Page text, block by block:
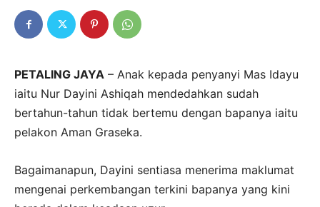
PETALING JAYA – Anak kepada penyanyi Mas Idayu
iaitu Nur Dayini Ashiqah mendedahkan sudah
bertahun-tahun tidak bertemu dengan bapanya iaitu
pelakon Aman Graseka.
Bagaimanapun, Dayini sentiasa menerima maklumat
mengenai perkembangan terkini bapanya yang kini